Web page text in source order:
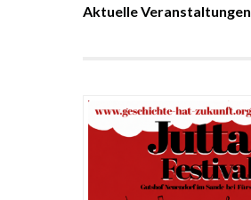
Aktuelle Veranstaltungen